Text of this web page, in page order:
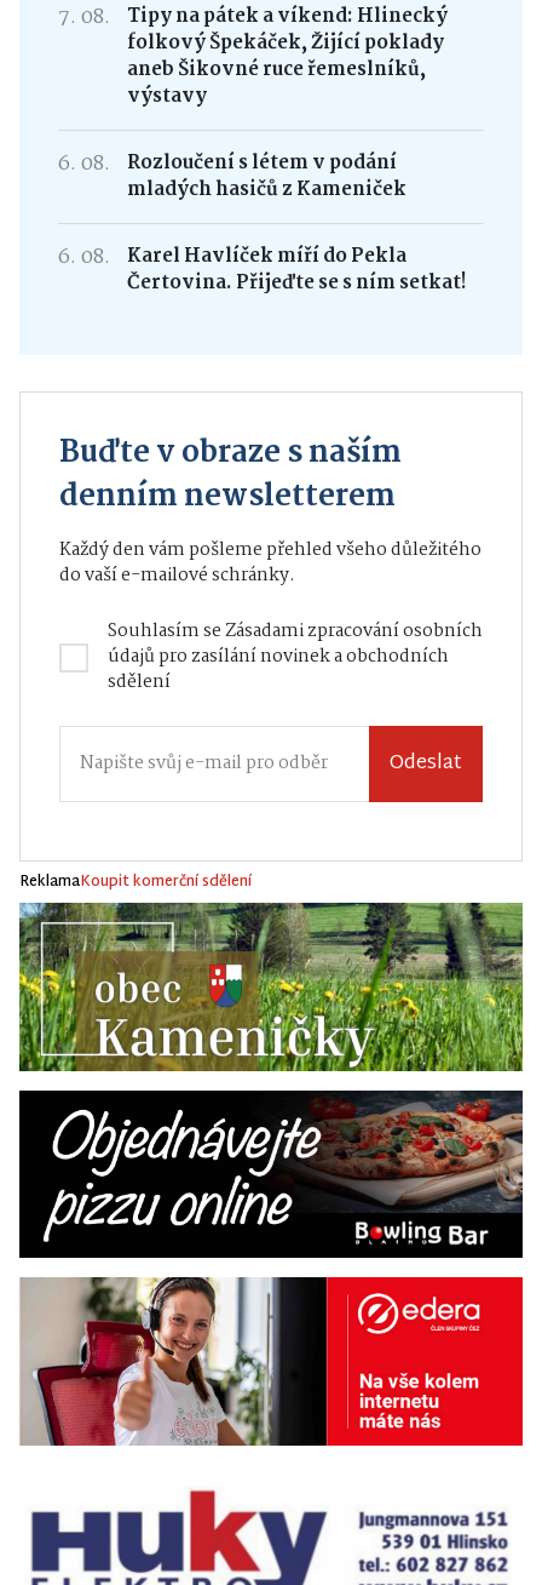
7. 08.
Tipy na pátek a víkend: Hlinecký
folkový Špekáček, Žijící poklady
aneb Šikovné ruce řemeslníků,
výstavy
6. 08.
Rozloučení s létem v podání
mladých hasičů z Kameniček
6. 08.
Karel Havlíček míří do Pekla
Čertovina. Přijeďte se s ním setkat!
Buďte v obraze s naším
denním newsletterem
Každý den vám pošleme přehled všeho důležitého
do vaší e-mailové schránky.
Souhlasím seZásadami zpracování osobních
údajůpro zasílání novinek a obchodních
sdělení
Odeslat
ReklamaKoupit komerční sdělení